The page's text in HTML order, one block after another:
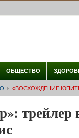
ОБЩЕСТВО
«ВОСХОЖДЕНИЕ
трейлер